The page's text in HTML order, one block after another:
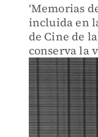
‘Memorias
incluida en
de Cine de
conserva la
formal casi
creación.